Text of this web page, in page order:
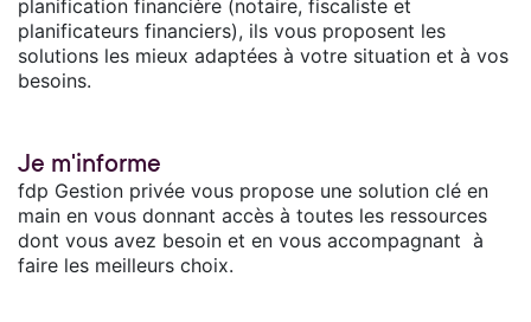
planification financière (notaire, fiscaliste et
planificateurs financiers), ils vous proposent les
solutions les mieux adaptées à votre situation et à vos
besoins.
Je m'informe
fdp Gestion privée vous propose une solution clé en
main en vous donnant accès à toutes les ressources
dont vous avez besoin et en vous accompagnant à
faire les meilleurs choix.